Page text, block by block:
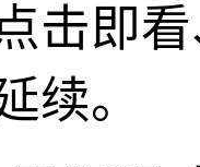
击即
续。